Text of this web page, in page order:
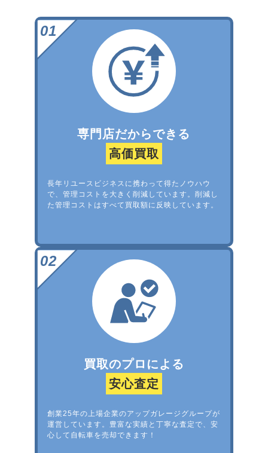
専門店だからできる
高価買取
長年リユースビジネスに携わって得たノウハウ
で、管理コストを大きく削減しています。削減し
た管理コストはすべて買取額に反映しています。
買取のプロによる
安心査定
創業25年の上場企業のアップガレージグループが
運営しています。豊富な実績と丁寧な査定で、安
心して自転車を売却できます！